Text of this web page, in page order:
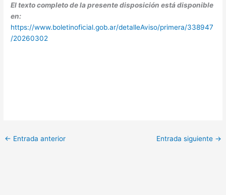
El texto completo de la presente disposición está disponible
en:
https://www.boletinoficial.gob.ar/detalleAviso/primera/338947
/20260302
← Entrada anterior Entrada siguiente →